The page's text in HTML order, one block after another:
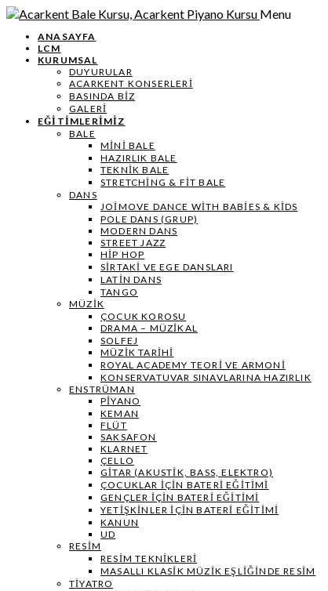
Menu
ANASAYFA
LCM
KURUMSAL
DUYURULAR
ACARKENT KONSERLERİ
BASINDA BİZ
GALERİ
EĞİTİMLERİMİZ
BALE
MİNİ BALE
HAZIRLIK BALE
TEKNIK BALE
STRETCHING & FIT BALE
DANS
JOIMOVE DANCE WITH BABIES & KIDS
POLE DANS (GRUP)
MODERN DANS
STREET JAZZ
HIP HOP
SIRTAKI VE EGE DANSLARI
LATIN DANS
TANGO
MÜZIK
ÇOCUK KOROSU
DRAMA – MÜZIKAL
SOLFEJ
MÜZIK TARIHI
ROYAL ACADEMY TEORI VE ARMONI
KONSERVATUVAR SINAVLARINA HAZIRLIK
ENSTRÜMAN
PIYANO
KEMAN
FLÜT
SAKSAFON
KLARNET
ÇELLO
GITAR (AKUSTIK, BASS, ELEKTRO)
ÇOCUKLAR IÇIN BATERI EĞITIMI
GENÇLER İÇIN BATERI EĞITIMI
YETIŞKINLER IÇIN BATERI EĞITIMI
KANUN
UD
RESIM
RESIM TEKNIKLERI
MASALLI KLASIK MÜZIK EŞLIĞINDE RESIM
TIYATRO